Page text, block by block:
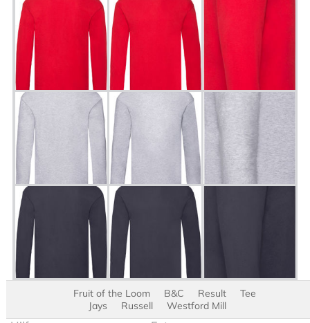
Fruit of the Loom B&C Result
Tee
Jays
Russell Westford Mill